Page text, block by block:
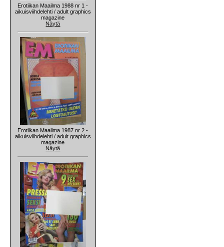
Erotiikan Maailma 1988 nr 1 -
aikuisviihdelehti / adult graphics
magazine
Näytä
Erotiikan Maailma 1987 nr 2 -
aikuisviihdelehti / adult graphics
magazine
Näytä